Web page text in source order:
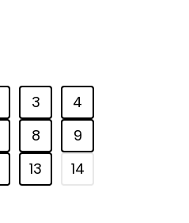
3
4
8
9
13
14